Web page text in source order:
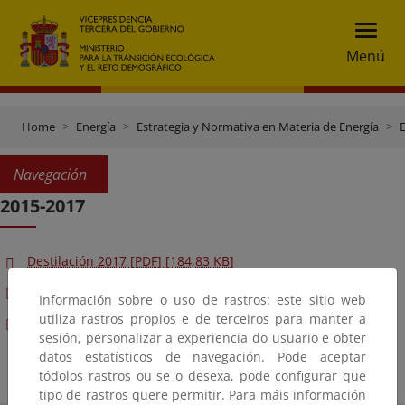
Menú
Home Energía Estrategia y Normativa en Materia de Energía
Navegación
2015-2017
Destilación 2017 [PDF] [184,83 KB]
Destilación 2016 [PDF] [162 KB]
Destilación 2015 [PDF] [315,56 KB]
Información sobre o uso de rastros: este sitio web
utiliza rastros propios e de terceiros para manter a
sesión, personalizar a experiencia do usuario e obter
datos estatísticos de navegación. Pode aceptar
tódolos rastros ou se o desexa, pode configurar que
tipo de rastros quere permitir. Para máis información